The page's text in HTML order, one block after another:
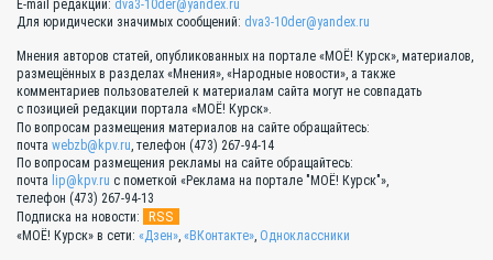
E-mail редакции: dva3-10der@yandex.ru
Для юридически значимых сообщений: dva3-10der@yandex.ru
Мнения авторов статей, опубликованных на портале «МОЁ! Курск», материалов,
размещённых в разделах «Мнения», «Народные новости», а также
комментариев пользователей к материалам сайта могут не совпадать
с позицией редакции портала «МОЁ! Курск».
По вопросам размещения материалов на сайте обращайтесь:
почта webzb@kpv.ru, телефон (473) 267-94-14
По вопросам размещения рекламы на сайте обращайтесь:
почта lip@kpv.ru с пометкой «Реклама на портале "МОЁ! Курск"»,
телефон (473) 267-94-13
Подписка на новости:
RSS
«МОЁ! Курск» в сети: «Дзен», «ВКонтакте», Одноклассники